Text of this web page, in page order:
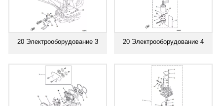
20 Электрооборудование 3 20 Электрооборудование 4